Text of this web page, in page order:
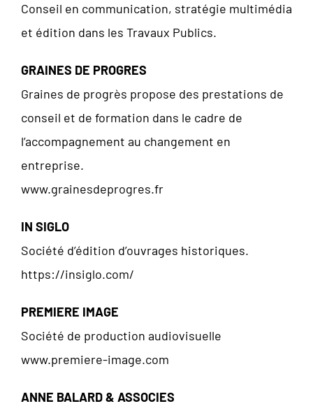
Conseil en communication, stratégie multimédia
et édition dans les Travaux Publics.
GRAINES DE PROGRES
Graines de progrès propose des prestations de
conseil et de formation dans le cadre de
l’accompagnement au changement en
entreprise.
www.grainesdeprogres.fr
IN SIGLO
Société d’édition d’ouvrages historiques.
https://insiglo.com/
PREMIERE IMAGE
Société de production audiovisuelle
www.premiere-image.com
ANNE BALARD & ASSOCIES